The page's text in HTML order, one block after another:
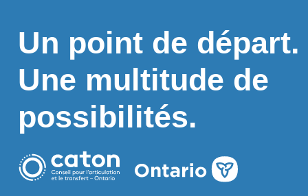
Un point de départ.
Une multitude de
possibilités.